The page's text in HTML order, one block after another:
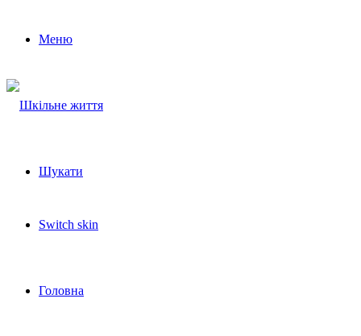
Меню
Шукати
Switch skin
Головна